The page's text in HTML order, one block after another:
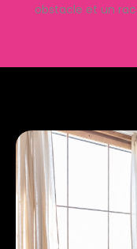
obstacle et un